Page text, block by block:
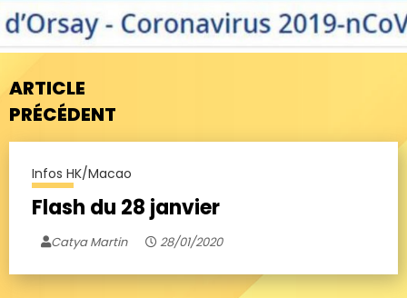
ARTICLE
PRÉCÉDENT
Infos HK/Macao
Flash du 28 janvier
Catya Martin 28/01/2020